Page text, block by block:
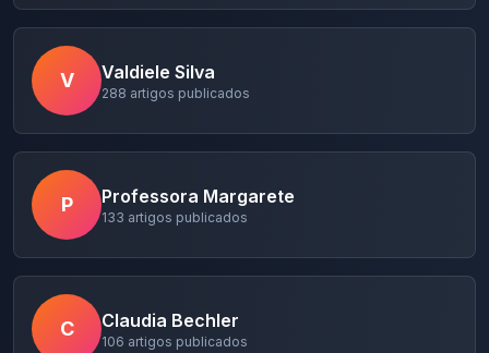
V Valdiele Silva
288 artigos publicados
P Professora Margarete
133 artigos publicados
C Claudia Bechler
106 artigos publicados